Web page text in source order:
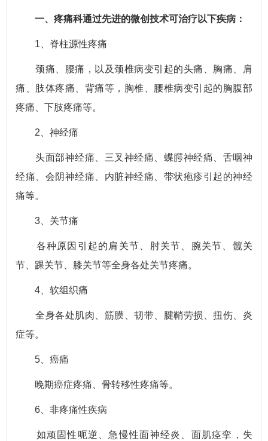
一、疼痛科通过先进的微创技术可治疗以下疾病：
1、脊柱源性疼痛
颈痛、腰痛，以及颈椎病变引起的头痛、胸痛、肩
痛、肢体疼痛、背痛等，胸椎、腰椎病变引起的胸腹部
疼痛、下肢疼痛等。
2、神经痛
头面部神经痛、三叉神经痛、蝶腭神经痛、舌咽神
经痛、会阴神经痛、内脏神经痛、带状疱疹引起的神经
痛等。
3、关节痛
各种原因引起的肩关节、肘关节、腕关节、髋关
节、踝关节、膝关节等全身各处关节疼痛。
4、软组织痛
全身各处肌肉、筋膜、韧带、腱鞘劳损、扭伤、炎
症等。
5、癌痛
晚期癌症疼痛、骨转移性疼痛等。
6、非疼痛性疾病
如顽固性呃逆、急慢性面神经炎、面肌痉挛，失